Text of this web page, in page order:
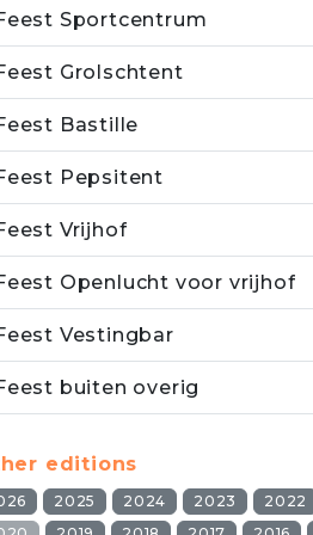
Sportcentrum
Grolschtent
Bastille
Pepsitent
Vrijhof
Openlucht voor vrijhof
Vestingbar
buiten overig
editions
2025 2024 2023 2022